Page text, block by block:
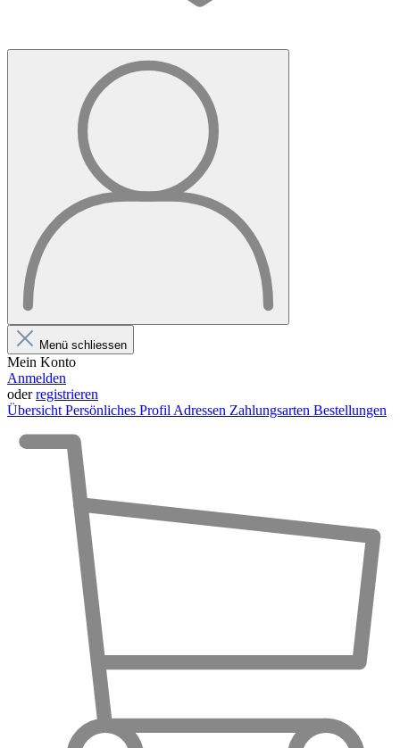
Menü schliessen
Mein Konto
Anmelden
oderregistrieren
Übersicht Persönliches Profil Adressen Zahlungsarten Bestellungen